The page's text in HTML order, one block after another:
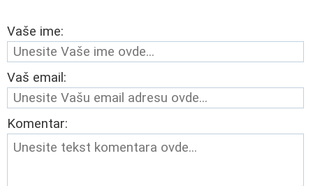
Vaše ime:
Vaš email:
Komentar: